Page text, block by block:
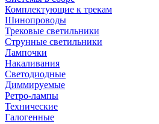
Комплектующие к трекам
Шинопроводы
Трековые светильники
Струнные светильники
Лампочки
Накаливания
Светодиодные
Диммируемые
Ретро-лампы
Технические
Галогенные